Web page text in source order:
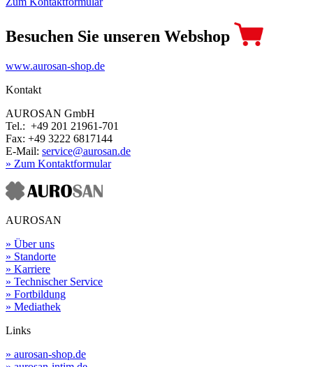
Besuchen Sie unseren Webshop
www.aurosan-shop.de
Kontakt
AUROSAN GmbH
Tel.: +49 201 21961-701
Fax: +49 3222 6817144
E-Mail: service@aurosan.de
» Zum Kontaktformular
AUROSAN
» Über uns
» Standorte
» Karriere
» Technischer Service
» Fortbildung
» Mediathek
Links
» aurosan-shop.de